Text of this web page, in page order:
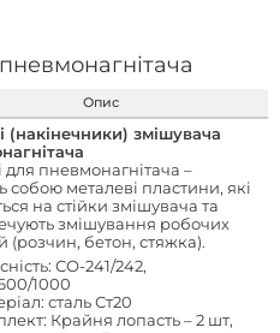
Опис
(накінечники) змішувача
для пневмонагнітача –
собою металеві пластини, які
на стійки змішувача та
змішування робочих
(розчин, бетон, стяжка).
СО-241/242,
1000
сталь Ст20
Крайня лопасть – 2 шт,